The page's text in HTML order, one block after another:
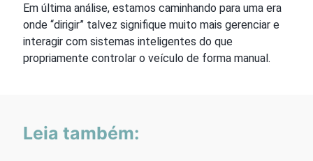
Em última análise, estamos caminhando para uma era
onde “dirigir” talvez signifique muito mais gerenciar e
interagir com sistemas inteligentes do que
propriamente controlar o veículo de forma manual.
Leia também: